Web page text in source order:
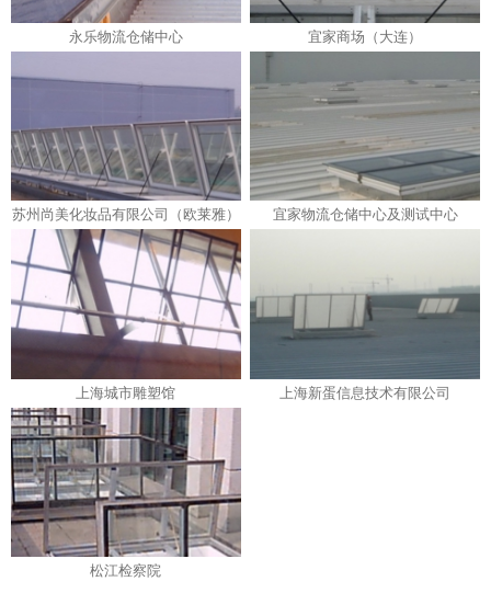
永乐物流仓储中心 宜家商场（大连）
苏州尚美化妆品有限公司（欧莱雅） 宜家物流仓储中心及测试中心
上海城市雕塑馆 上海新蛋信息技术有限公司
松江检察院